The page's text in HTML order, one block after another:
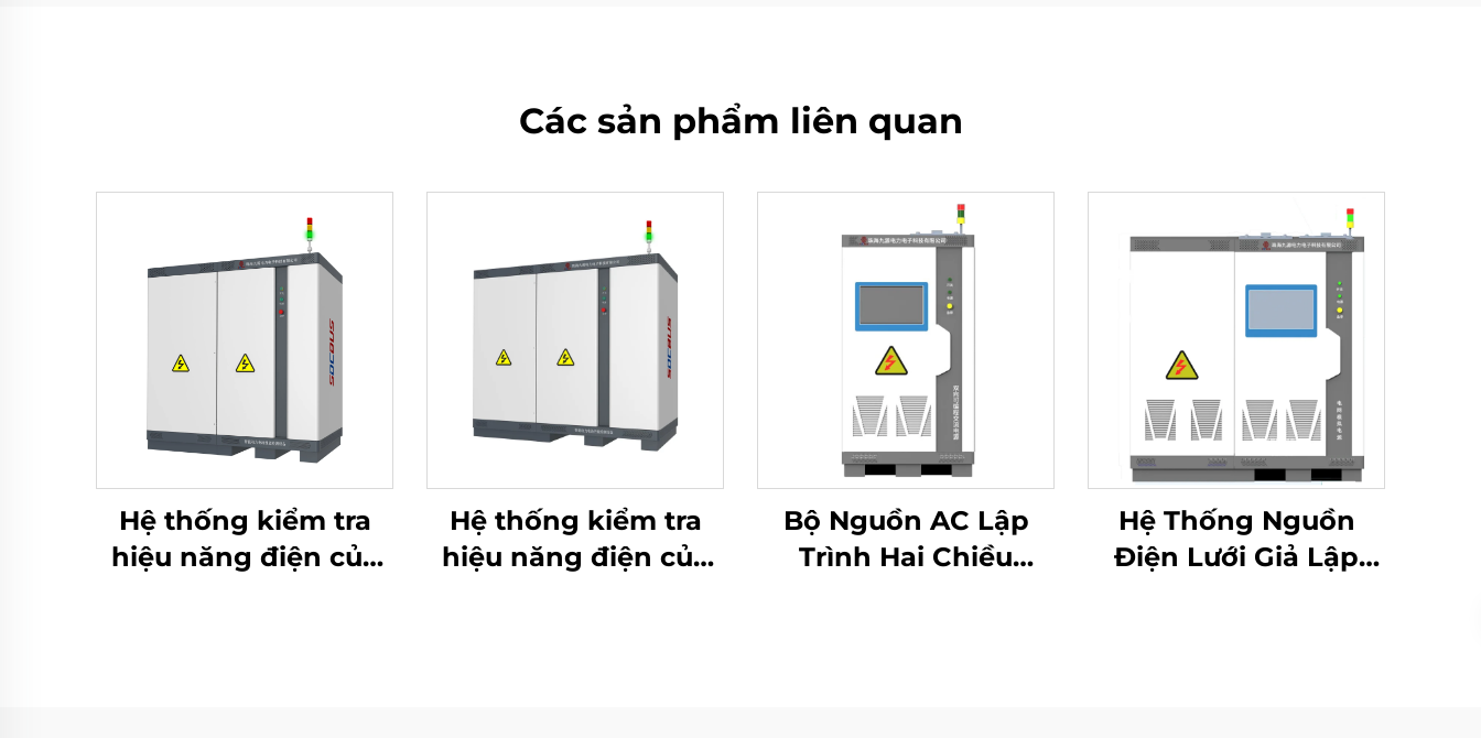
Các sản phẩm liên quan
Hệ thống kiểm tra
hiệu năng điện của
Hệ thống kiểm tra
hiệu năng điện của
Bộ Nguồn AC Lập
Trình Hai Chiều
Hệ Thống Nguồn
Điện Lưới Giả Lập